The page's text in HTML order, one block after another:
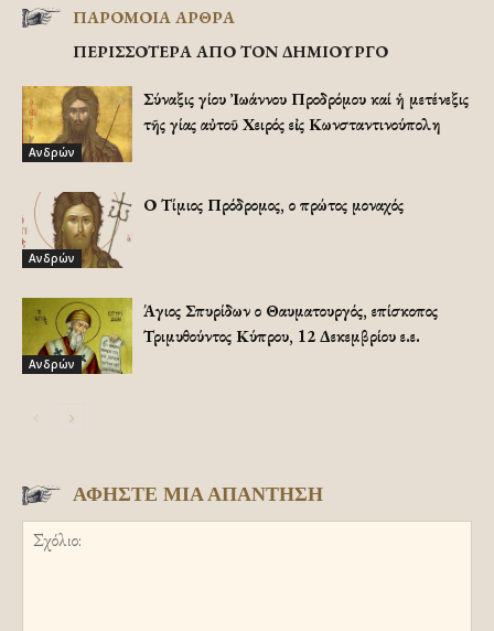
ΠΑΡΟΜΟΙΑ ΑΡΘΡΑ
ΠΕΡΙΣΣΟΤΕΡΑ ΑΠΟ ΤΟΝ ΔΗΜΙΟΥΡΓΟ
Ανδρών
Σύναξις Ἁγίου Ἰωάννου Προδρόμου καί ἡ μετένεξις
τῆς Ἁγίας αὐτοῦ Χειρός εἰς Κωνσταντινούπολη
Ανδρών
Ο Τίμιος Πρόδρομος, ο πρώτος μοναχός
Ανδρών
Άγιος Σπυρίδων ο Θαυματουργός, επίσκοπος
Τριμυθούντος Κύπρου, 12 Δεκεμβρίου ε.ε.
ΑΦΗΣΤΕ ΜΙΑ ΑΠΑΝΤΗΣΗ